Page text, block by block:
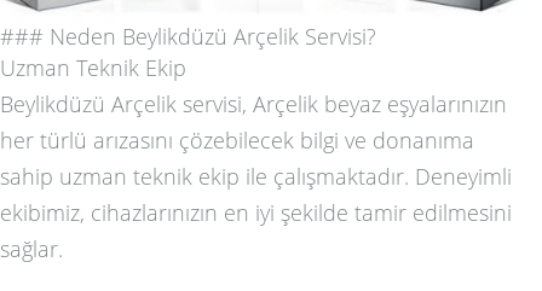
### Neden Beylikdüzü Arçelik Servisi?
Uzman Teknik Ekip
Beylikdüzü Arçelik servisi, Arçelik beyaz eşyalarınızın
her türlü arızasını çözebilecek bilgi ve donanıma
sahip uzman teknik ekip ile çalışmaktadır. Deneyimli
ekibimiz, cihazlarınızın en iyi şekilde tamir edilmesini
sağlar.